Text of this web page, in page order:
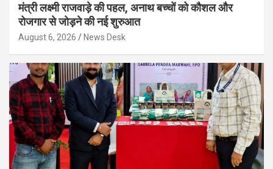
मंत्री लक्ष्मी राजवाड़े की पहल, अनाथ बच्चों को कौशल और
रोजगार से जोड़ने की नई शुरुआत
August 6, 2026 News Desk